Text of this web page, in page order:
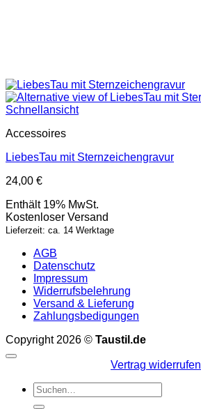
Schnellansicht
Accessoires
LiebesTau mit Sternzeichengravur
24,00 €
Enthält 19% MwSt.
Kostenloser Versand
Lieferzeit: ca. 14 Werktage
AGB
Datenschutz
Impressum
Widerrufsbelehrung
Versand & Lieferung
Zahlungsbedigungen
Copyright 2026 © Taustil.de
Vertrag widerrufen
Suchen
nach: